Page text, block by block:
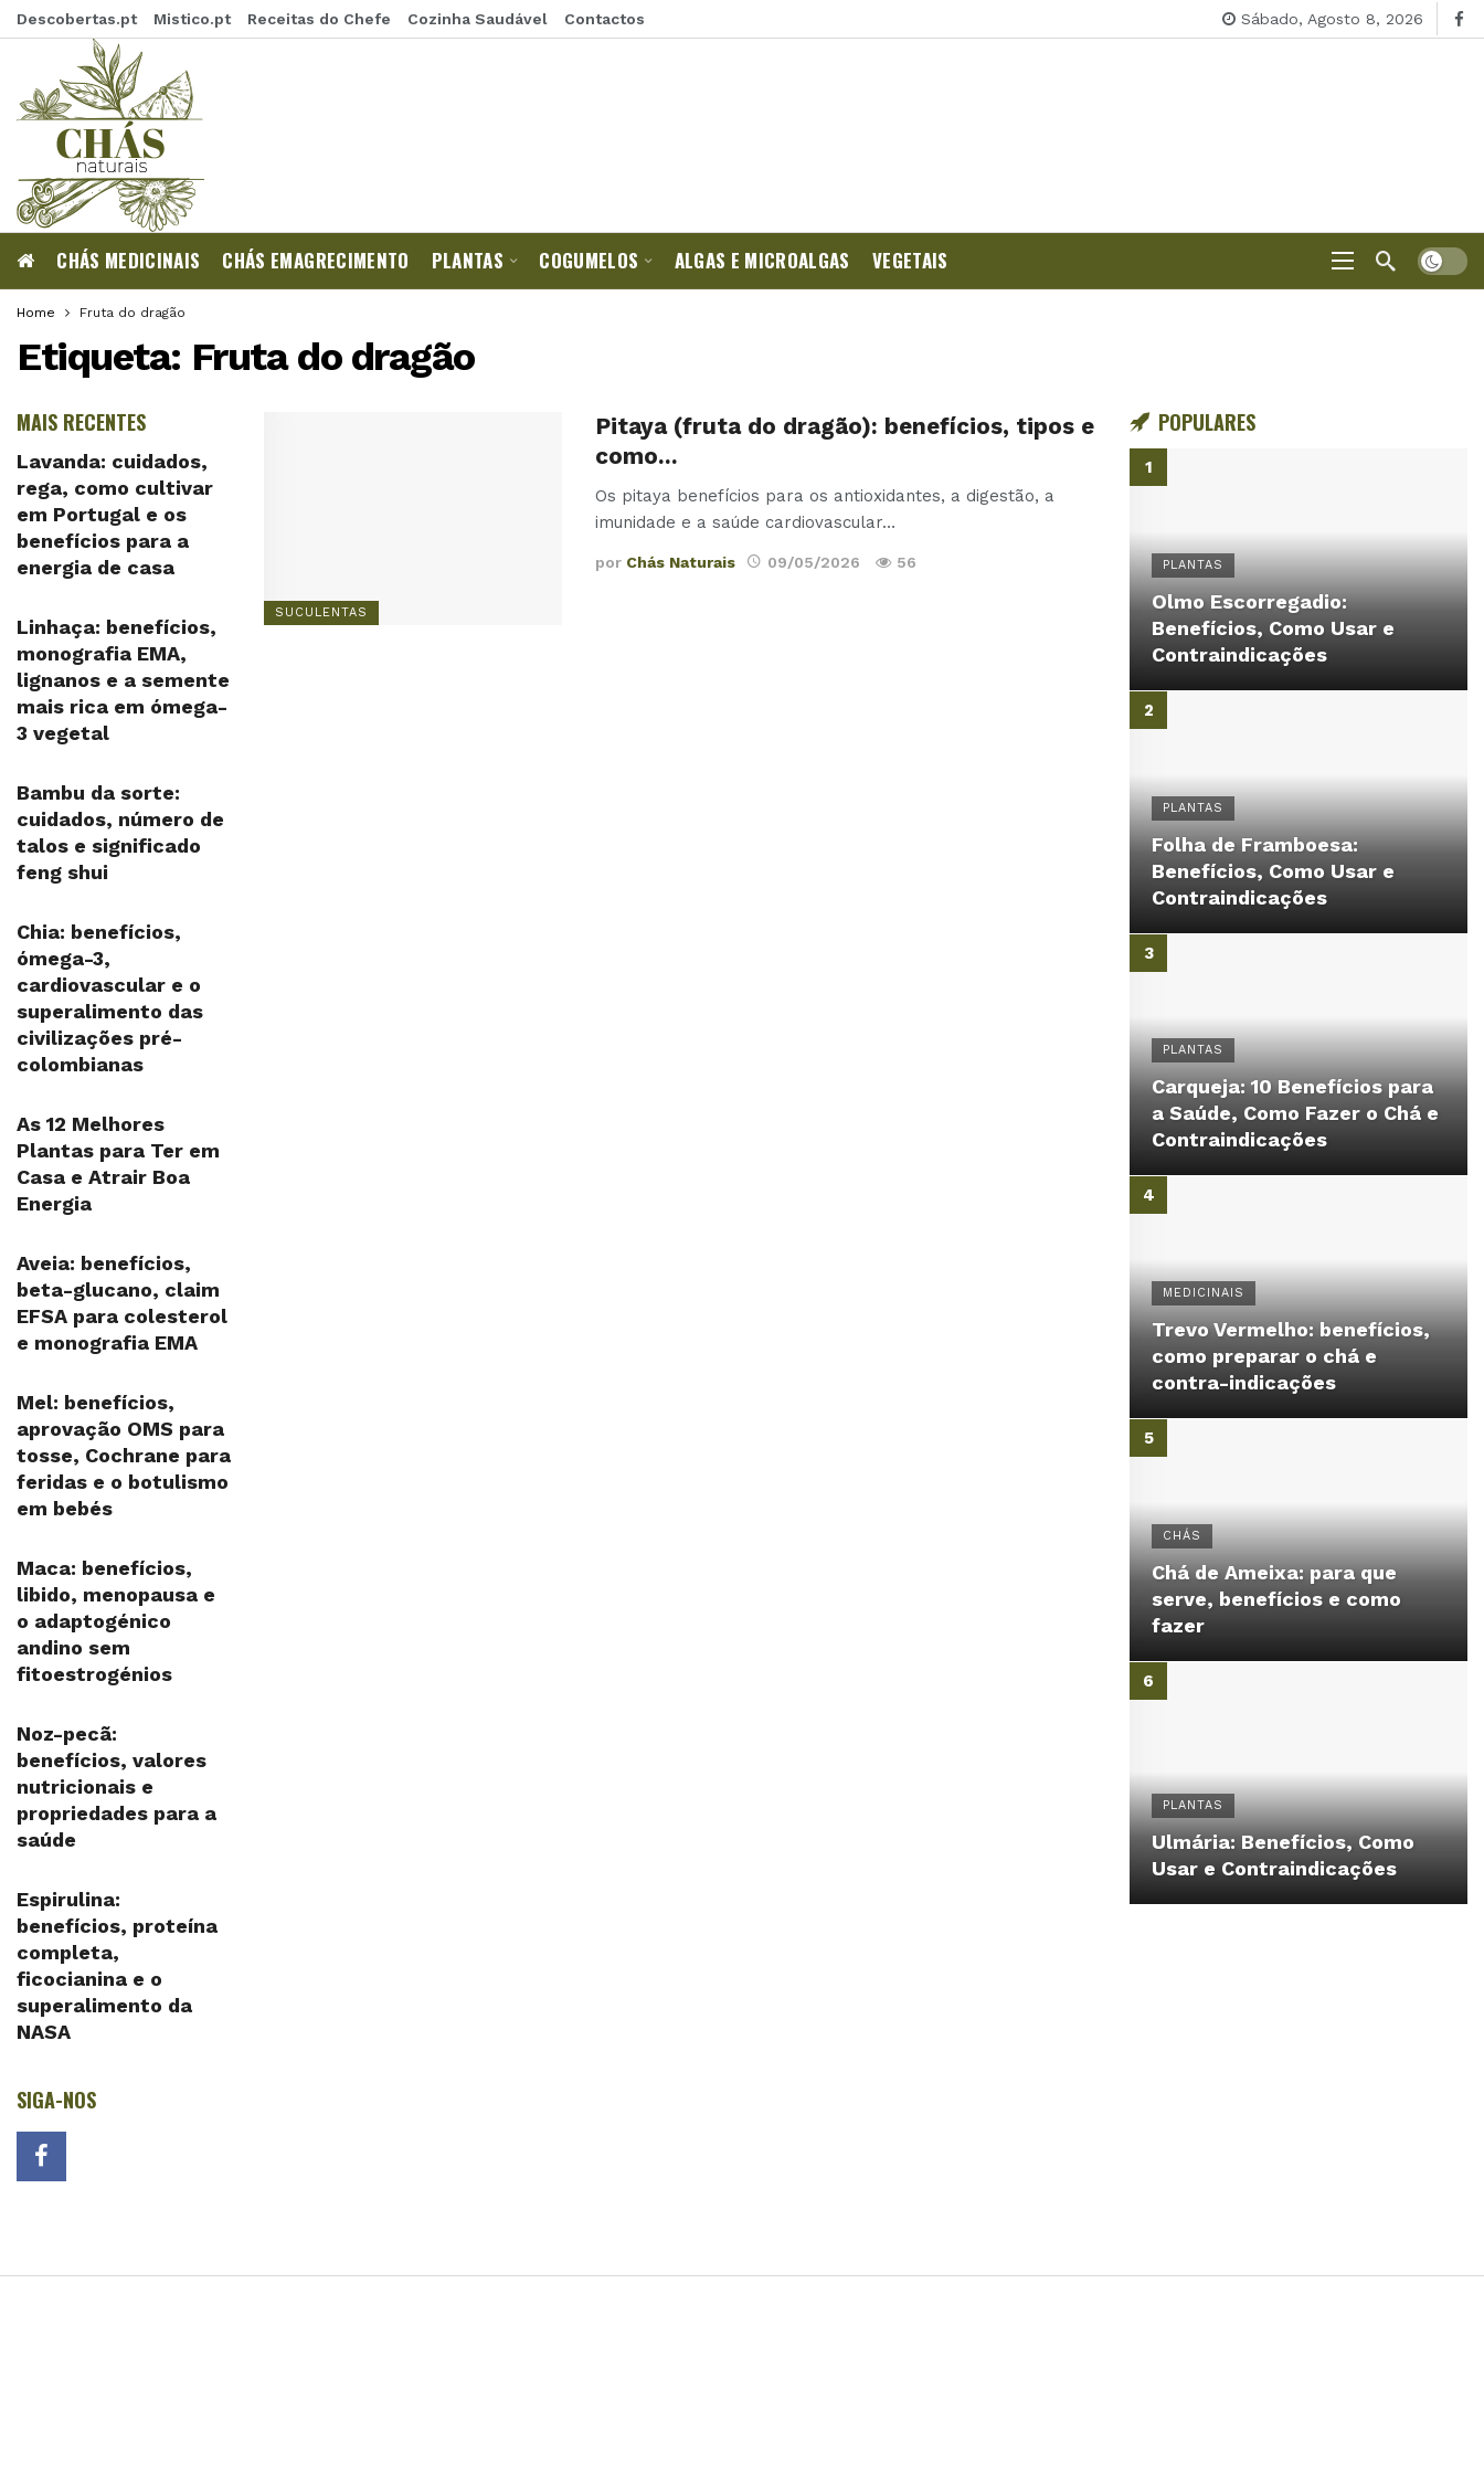
Descobertas.pt Mistico.pt Receitas do Chefe Cozinha Saudável Contactos Sábado, Agosto 8, 2026
CHÁS MEDICINAIS CHÁS EMAGRECIMENTO PLANTAS COGUMELOS ALGAS E MICROALGAS VEGETAIS
Home Fruta do dragão
Etiqueta: Fruta do dragão
SUCULENTAS
Pitaya (fruta do dragão): benefícios, tipos e
como…
Os pitaya benefícios para os antioxidantes, a digestão, a
imunidade e a saúde cardiovascular…
por Chás Naturais 09/05/2026 56
POPULARES
PLANTAS
Olmo Escorregadio:
Benefícios, Como Usar e
Contraindicações
PLANTAS
Folha de Framboesa:
Benefícios, Como Usar e
Contraindicações
PLANTAS
Carqueja: 10 Benefícios para
a Saúde, Como Fazer o Chá e
Contraindicações
MEDICINAIS
Trevo Vermelho: benefícios,
como preparar o chá e
contra-indicações
CHÁS
Chá de Ameixa: para que
serve, benefícios e como
fazer
PLANTAS
Ulmária: Benefícios, Como
Usar e Contraindicações
MAIS RECENTES
Lavanda: cuidados,
rega, como cultivar
em Portugal e os
benefícios para a
energia de casa
Linhaça: benefícios,
monografia EMA,
lignanos e a semente
mais rica em ómega-
3 vegetal
Bambu da sorte:
cuidados, número de
talos e significado
feng shui
Chia: benefícios,
ómega-3,
cardiovascular e o
superalimento das
civilizações pré-
colombianas
As 12 Melhores
Plantas para Ter em
Casa e Atrair Boa
Energia
Aveia: benefícios,
beta-glucano, claim
EFSA para colesterol
e monografia EMA
Mel: benefícios,
aprovação OMS para
tosse, Cochrane para
feridas e o botulismo
em bebés
Maca: benefícios,
libido, menopausa e
o adaptogénico
andino sem
fitoestrogénios
Noz-pecã:
benefícios, valores
nutricionais e
propriedades para a
saúde
Espirulina:
benefícios, proteína
completa,
ficocianina e o
superalimento da
NASA
SIGA-NOS